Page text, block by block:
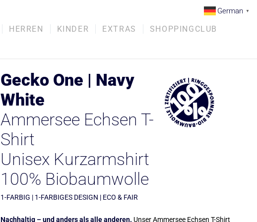
German ▼
HERREN KINDER EXTRAS SHOPPINGCLUB
Gecko One | Navy
White
Ammersee Echsen T-
Shirt
Unisex Kurzarmshirt
100% Biobaumwolle
1-FARBIG | 1-FARBIGES DESIGN | ECO & FAIR
Nachhaltig – und anders als alle anderen. Unser Ammersee Echsen T-Shirt